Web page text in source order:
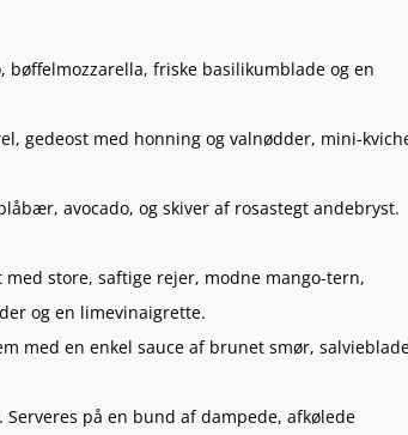
friske basilikumblade og en
gedeost med honning og valnødder, mini-
avocado, og skiver af rosastegt andebryst.
store, saftige rejer, modne mango-tern,
og en limevinaigrette.
med en enkel sauce af brunet smør,
på en bund af dampede, afkølede